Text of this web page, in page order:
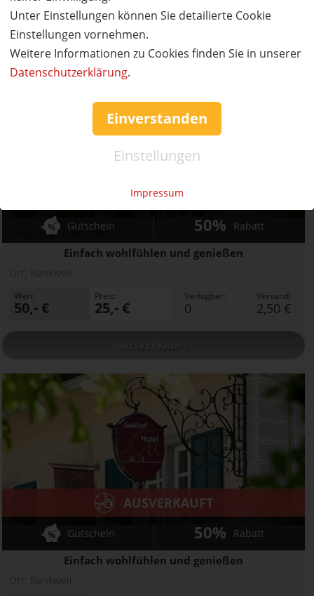
Unter Einstellungen können Sie detailierte Cookie
Einstellungen vornehmen.
Weitere Informationen zu Cookies finden Sie in unserer
Datenschutzerklärung.
Einverstanden
Einstellungen
Impressum
AUSVERKAUFT
Herburger's Mohren
Einfach wohlfühlen und genießen
AUSVERKAUFT
Gutschein 50% Rabatt
Wert:
50,- €
Preis:
25,- €
Verfügbar:
0
Versand:
2,50 €
Herburger's Mohren
Einfach wohlfühlen und genießen
AUSVERKAUFT
Gutschein 50% Rabatt